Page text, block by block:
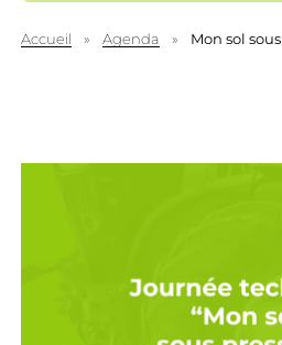
Accueil » Agenda » Mon sol